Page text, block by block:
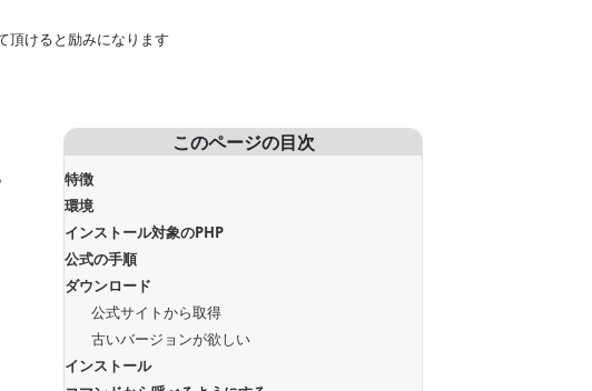
頂けると励みになります
このページの目次
特徴
環境
インストール対象のPHP
公式の手順
ダウンロード
公式サイトから取得
古いバージョンが欲しい
インストール